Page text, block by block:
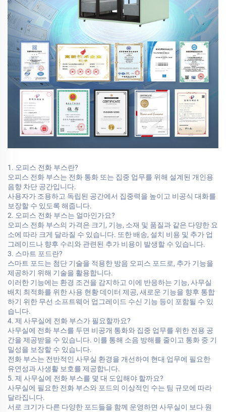
1. 오피스 전화 부스란?
오피스 전화 부스는 전화 통화 또는 집중 업무를 위해 설계된 개인용
음향 차단 공간입니다.
사용자가 조용하고 독립된 공간에서 집중력을 높이고 비공식 대화를
보장할 수 있도록 해줍니다.
2. 오피스 전화 부스는 얼마인가요?
오피스 전화 부스의 가격은 크기, 기능, 소재 및 품질과 같은 다양한 요
소에 따라 크게 달라질 수 있습니다. 또한 배송, 설치 비용 및 추가 업
그레이드나 향후 수리와 관련된 추가 비용이 발생할 수 있습니다.
3. 스마트 포드란?
스마트 포드는 첨단 기술을 적용한 방음 오피스 포드로, 추가 기능을
제공하기 위해 기술을 활용합니다.
이러한 기능에는 환경 조건을 감지하고 이에 반응하는 기능, 사무실
배치 최적화를 위한 사용 현황 데이터 제공, 새로운 기능을 향후 통합
하기 위한 무선 소프트웨어 업그레이드 수신 기능 등이 포함될 수 있
습니다.
4. 제 사무실에 전화 부스가 필요할까요?
사무실에 전화 부스를 두면 비공개 통화와 집중 업무를 위한 전용 공
간을 제공받을 수 있습니다. 이를 통해 소음 방해를 줄이고 통화 중 기
밀성을 보장할 수 있습니다.
전화 부스는 전반적인 사무실 환경을 개선하여 현대 업무에 필요한
유연성과 사생활 보호를 제공합니다.
5. 제 사무실에 전화 부스를 몇 대 도입해야 할까요?
사무실에 필요한 전화 부스와 포드의 이상적인 수는 팀 규모에 따라
달라집니다.
서로 크기가 다른 다양한 포드들을 함께 운영하면 사무실이 보다 원